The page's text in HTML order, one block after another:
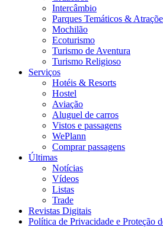
Intercâmbio
Parques Temáticos &
Mochilão
Ecoturismo
Turismo de Aventura
Turismo Religioso
Serviços
Hotéis & Resorts
Hostel
Aviação
Aluguel de carros
Vistos e passagens
WePlann
Comprar passagens
Últimas
Notícias
Vídeos
Listas
Trade
Revistas Digitais
Política de Privacidade e Proteção